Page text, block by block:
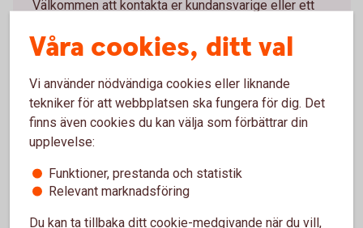
Välkommen att kontakta er kundansvarige eller ett
Frågor? Välkommen till ett
Våra cookies, ditt val
Vi använder nödvändiga cookies eller liknande
tekniker för att webbplatsen ska fungera för dig. Det
finns även cookies du kan välja som förbättrar din
upplevelse:
Funktioner, prestanda och statistik
Relevant marknadsföring
Du kan ta tillbaka ditt cookie-medgivande när du vill,